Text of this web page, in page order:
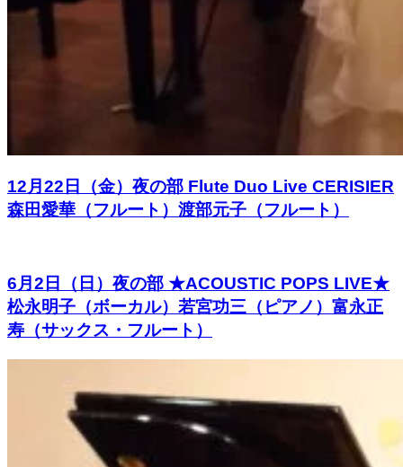
12月22日（金）夜の部 Flute Duo Live CERISIER
森田愛華（フルート）渡部元子（フルート）
6月2日（日）夜の部 ★ACOUSTIC POPS LIVE★
松永明子（ボーカル）若宮功三（ピアノ）富永正
寿（サックス・フルート）